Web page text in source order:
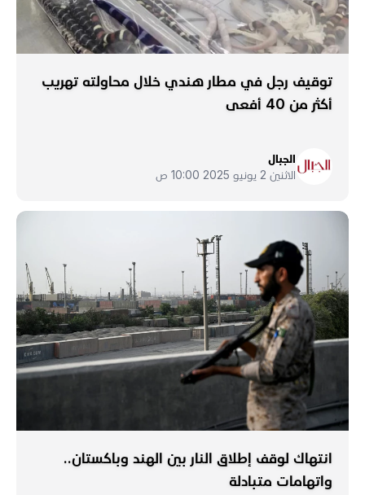
توقيف رجل في مطار هندي خلال محاولته تهريب
أكثر من 40 أفعى
الجبال
الاثنين 2 يونيو 2025 10:00 ص
انتهاك لوقف إطلاق النار بين الهند وباكستان..
واتهامات متبادلة